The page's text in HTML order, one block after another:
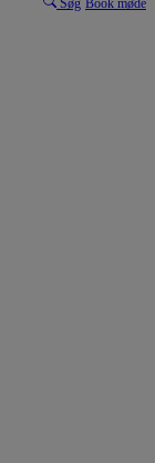
Søg Book møde